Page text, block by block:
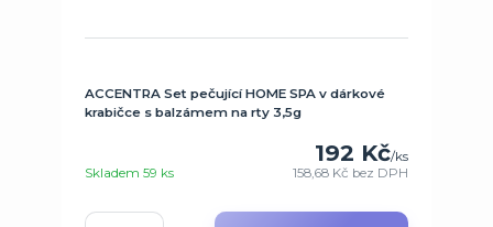
ACCENTRA Set pečující HOME SPA v dárkové
krabičce s balzámem na rty 3,5g
192 Kč/ks
158,68 Kč bez DPH
Skladem 59 ks